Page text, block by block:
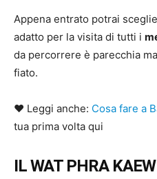
Appena entrato potrai
adatto per la visita di tutti i
da percorrere è parecchia
fiato.
♥ Leggi anche: Cosa fare a
tua prima volta qui
IL WAT PHRA KAEW